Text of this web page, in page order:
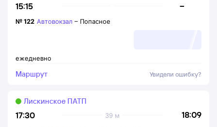
15:15 –
ежедневно
№122 Автовокзал – Попасное
Маршрут Увидели ошибку?
17:30 18:09
39 м
Лискинское ПАТП